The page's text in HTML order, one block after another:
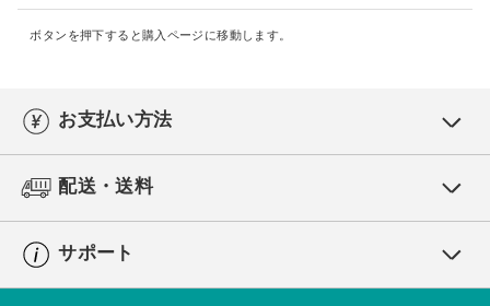
ボタンを押下すると購入ページに移動します。
お支払い方法
配送・送料
サポート